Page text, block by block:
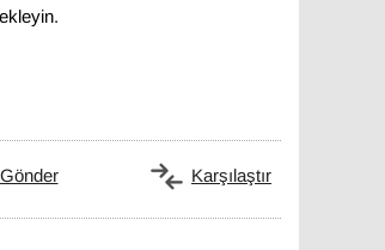
Karşılaştır